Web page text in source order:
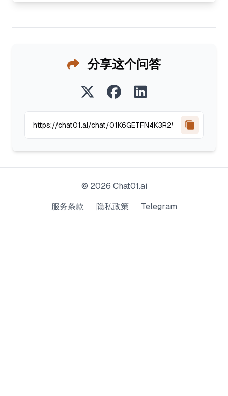
分享这个问答
© 2026 Chat01.ai
服务条款 隐私政策 Telegram